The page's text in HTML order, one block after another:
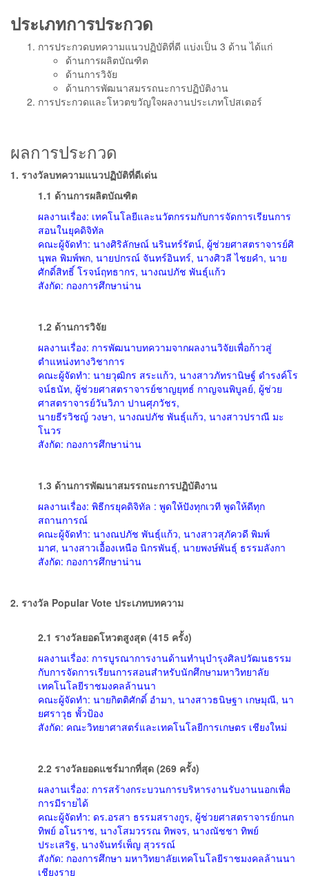
ประเภทการประกวด
การประกวดบทความแนวปฏิบัติที่ดี แบ่งเป็น 3 ด้าน ได้แก่
ด้านการผลิตบัณฑิต
ด้านการวิจัย
ด้านการพัฒนาสมรรถนะการปฏิบัติงาน
การประกวดและโหวตขวัญใจผลงานประเภทโปสเตอร์
ผลการประกวด
1. รางวัลบทความแนวปฏิบัติที่ดีเด่น
1.1 ด้านการผลิตบัณฑิต
ผลงานเรื่อง: เทคโนโลยีและนวัตกรรมกับการจัดการเรียนการ
สอนในยุคดิจิทัล
คณะผู้จัดทำ: นางศิริลักษณ์ นรินทร์รัตน์, ผู้ช่วยศาสตราจารย์ศิ
นุพล พิมพ์พก, นายปกรณ์ จันทร์อินทร์, นางศิวลี ไชยคำ, นาย
ศักดิ์สิทธิ์ โรจน์ฤทธากร, นางณปภัช พันธุ์แก้ว
สังกัด: กองการศึกษาน่าน
1.2 ด้านการวิจัย
ผลงานเรื่อง: การพัฒนาบทความจากผลงานวิจัยเพื่อก้าวสู่
ตำแหน่งทางวิชาการ
คณะผู้จัดทำ: นายวุฒิกร สระแก้ว, นางสาวภัทรานิษฐ์ ดำรงค์โร
จน์ธนัท, ผู้ช่วยศาสตราจารย์ชาญยุทธ์ กาญจนพิบูลย์, ผู้ช่วย
ศาสตราจารย์วันวิภา ปานศุภวัชร,
นายธีรวิชญ์ วงษา, นางณปภัช พันธุ์แก้ว, นางสาวปราณี มะ
โนวร
สังกัด: กองการศึกษาน่าน
1.3 ด้านการพัฒนาสมรรถนะการปฏิบัติงาน
ผลงานเรื่อง: พิธีกรยุคดิจิทัล : พูดให้ปังทุกเวที พูดให้ดีทุก
สถานการณ์
คณะผู้จัดทำ: นางณปภัช พันธุ์แก้ว, นางสาวสุภัควดี พิมพ์
มาศ, นางสาวเอื้องเหนือ นิกรพันธุ์, นายพงษ์พันธุ์ ธรรมลังกา
สังกัด: กองการศึกษาน่าน
2. รางวัล Popular Vote ประเภทบทความ
2.1 รางวัลยอดโหวตสูงสุด (415 ครั้ง)
ผลงานเรื่อง: การบูรณาการงานด้านทำนุบำรุงศิลปวัฒนธรรม
กับการจัดการเรียนการสอนสำหรับนักศึกษามหาวิทยาลัย
เทคโนโลยีราชมงคลล้านนา
คณะผู้จัดทำ: นายกิตติศักดิ์ อำมา, นางสาวธนิษฐา เกษมุณี, นา
ยศราวุธ พั้วป้อง
สังกัด: คณะวิทยาศาสตร์และเทคโนโลยีการเกษตร เชียงใหม่
2.2 รางวัลยอดแชร์มากที่สุด (269 ครั้ง)
ผลงานเรื่อง: การสร้างกระบวนการบริหารงานรับงานนอกเพื่อ
การมีรายได้
คณะผู้จัดทำ: ดร.อรสา ธรรมสรางกูร, ผู้ช่วยศาสตราจารย์กนก
ทิพย์ อโนราช, นางโสมวรรณ ทิพจร, นางณัชชา ทิพย์
ประเสริฐ, นางจันทร์เพ็ญ สุวรรณ์
สังกัด: กองการศึกษา มหาวิทยาลัยเทคโนโลยีราชมงคลล้านนา
เชียงราย